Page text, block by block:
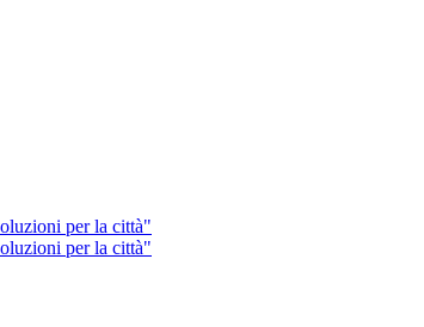
per la città"
per la città"